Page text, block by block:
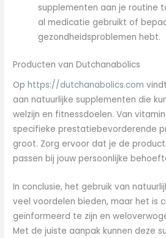
supplementen aan je routine
al medicatie gebruikt of
gezondheidsproblemen hebt.
Producten van Dutchanabolics
Ophttps://dutchanabolics.com
aan natuurlijke supplementen die
welzijn en fitnessdoelen. Van
specifieke prestatiebevorderende
groot. Zorg ervoor dat je de
passen bij jouw persoonlijke
In conclusie, het gebruik van
veel voordelen bieden, maar het is
geïnformeerd te zijn en
Met de juiste aanpak kunnen deze